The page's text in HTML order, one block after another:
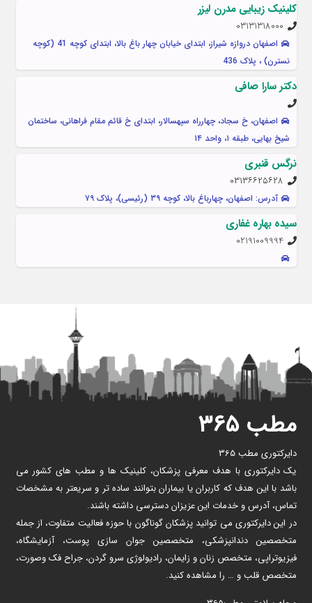
کلینیک زیبایی مدرن لیزر
03131318000
اصفهان دروازه شیراز، ابتدای خیابان چهار باغ بالا، ابتدای کوچه 41 (کوچه
نسترن) ، پلاک 436
دکتر سارا صافی
اصفهان، خ سجاد، چهارراه سپهسالار، ابتدای خ قائم مقام فراهانی، ساختمان
شیخ بهایی، طبقه ۱، واحد ۱۴
نرگس قنبری
۰۳۱۳۶۶۲۵۶۲۸
آدرس: اصفهان، چهارباغ بالا، کوچه ۳۹ (رئیسی)، پلاک ۷۹
سیده بهاره غفاری
02191009994
مطب ۳۶۵
دایرکتوری مطب 365
یک دایرکتوری با هدف معرفی پزشکان، کلینیک ها و مطب های کشور می
باشد با این هدف که کاربران یا بیماران بتوانند ساده تر و سریعتر به مشخصات
تماس، آدرس و خدمات این عزیزان دسترسی داشته باشند.
در این دایرکتوری می توانید پزشکان گوناگون با حوزه فعالیت متفاوت، از جمله
متخصصین دندانپزشکی، متخصصین جوان سازی پوست، آزمایشگاه،
فیزیوتراپی، متخصص زنان و زایمان، رادیولوژی سرو گردن، جراح فک وصورت،
متخصص قلب و … را مشاهده کنید.